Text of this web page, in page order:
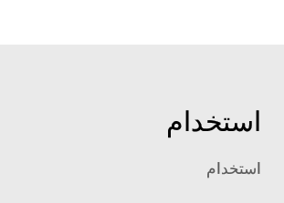
استخدام
استخدام